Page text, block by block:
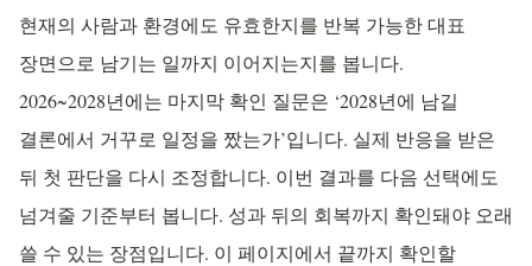
현재의 사람과 환경에도 유효한지를 반복 가능한 대표
장면으로 남기는 일까지 이어지는지를 봅니다.
2026~2028년에는 마지막 확인 질문은 ‘2028년에 남길
결론에서 거꾸로 일정을 짰는가’입니다. 실제 반응을 받은
뒤 첫 판단을 다시 조정합니다. 이번 결과를 다음 선택에도
넘겨줄 기준부터 봅니다. 성과 뒤의 회복까지 확인돼야 오래
쓸 수 있는 장점입니다. 이 페이지에서 끝까지 확인할